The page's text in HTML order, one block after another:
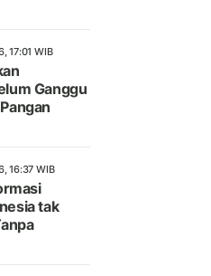
17:01 WIB
Ganggu
16:37 WIB
tak